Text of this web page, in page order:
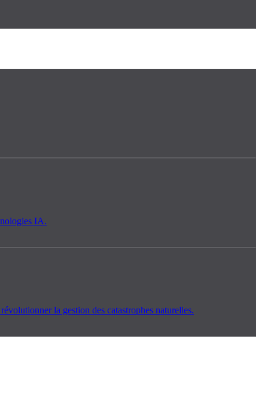
IA.
la gestion des catastrophes naturelles.